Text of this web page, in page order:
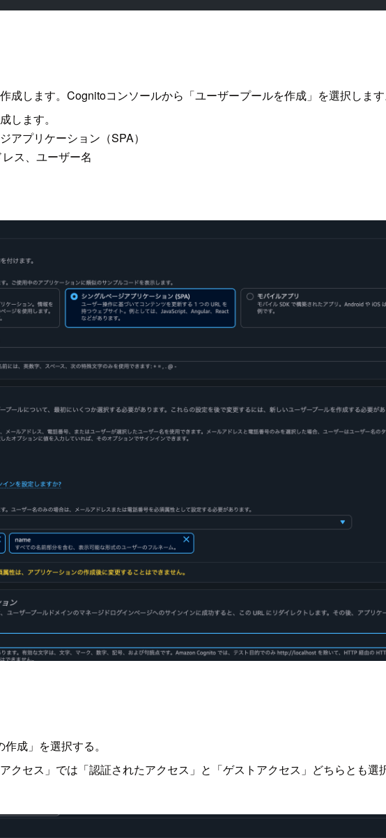
成します。Cognitoコンソールから「ユーザープールを作成」を選択しま
します。
アプリケーション（SPA）
ス、ユーザー名
成」を選択する。
クセス」では「認証されたアクセス」と「ゲストアクセス」どちらとも